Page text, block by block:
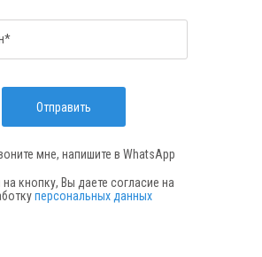
Отправить
мне, напишите в WhatsApp
кнопку, Вы даете согласие на
персональных данных